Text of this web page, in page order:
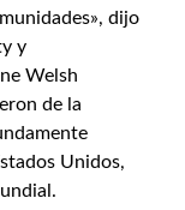
dijo
y
Welsh
de la
Unidos,